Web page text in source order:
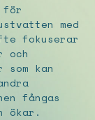
för
med
fokuserar
och
kan
fångas
ökar.